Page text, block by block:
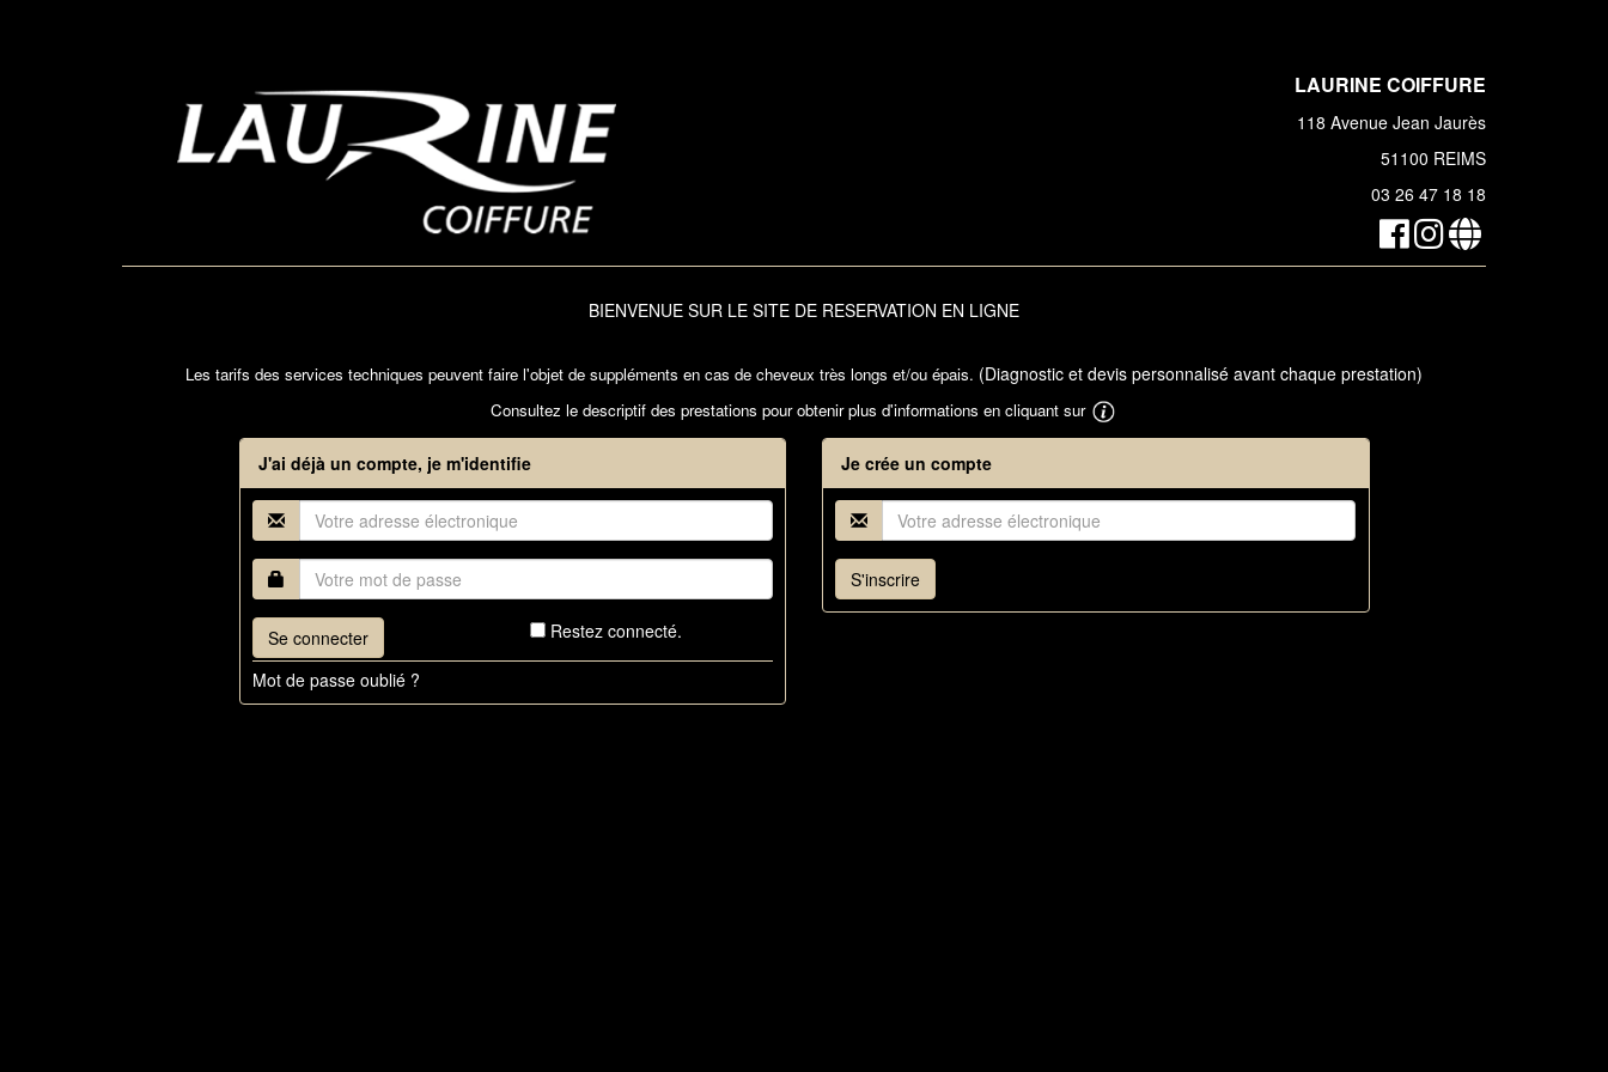
LAURINE COIFFURE
118 Avenue Jean Jaurès
51100 REIMS
03 26 47 18 18
BIENVENUE SUR LE SITE DE RESERVATION EN LIGNE
Les tarifs des services techniques peuvent faire l'objet de suppléments en cas de cheveux très longs et/ou épais. (Diagnostic et devis personnalisé avant chaque prestation)
Consultez le descriptif des prestations pour obtenir plus d'informations en cliquant sur
J'ai déjà un compte, je m'identifie
Se connecter Restez connecté.
Mot de passe oublié ?
Je crée un compte
S'inscrire